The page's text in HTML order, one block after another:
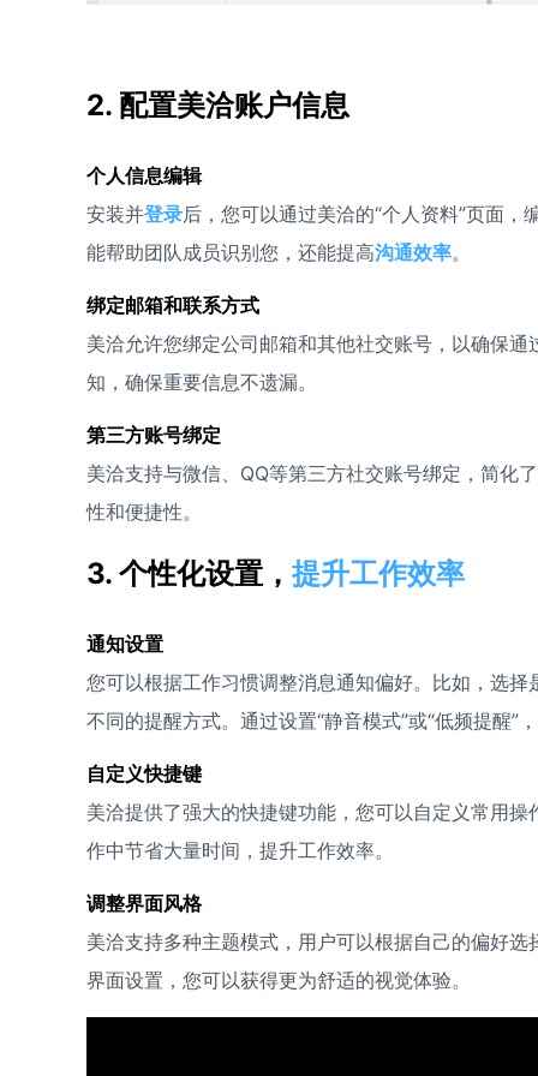
2. 配置美洽账户信息
个人信息编辑
安装并登录后，您可以通过美洽的“个人资料”页面
能帮助团队成员识别您，还能提高沟通效率。
绑定邮箱和联系方式
美洽允许您绑定公司邮箱和其他社交账号，以确保
知，确保重要信息不遗漏。
第三方账号绑定
美洽支持与微信、QQ等第三方社交账号绑定，简化
性和便捷性。
3. 个性化设置， 提升工作效率
通知设置
您可以根据工作习惯调整消息通知偏好。比如，选
不同的提醒方式。通过设置“静音模式”或“低频提醒”
自定义快捷键
美洽提供了强大的快捷键功能，您可以自定义常用
作中节省大量时间，提升工作效率。
调整界面风格
美洽支持多种主题模式，用户可以根据自己的偏好
界面设置，您可以获得更为舒适的视觉体验。